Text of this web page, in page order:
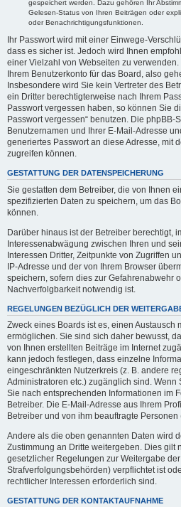
gespeichert werden. Dazu gehören Ihr
Gelesen-Status von Ihren Beiträgen oder
oder Benachrichtigungsfunktionen.
Ihr Passwort wird mit einer Einwege-
dass es sicher ist. Jedoch wird Ihnen
einer Vielzahl von Webseiten zu
Ihrem Benutzerkonto für das Board, also
Insbesondere wird Sie kein Vertreter des
ein Dritter berechtigterweise nach Ihrem
Passwort vergessen haben, so können Sie
Passwort vergessen“ benutzen. Die phpBB-
Benutzernamen und Ihrer E-Mail-Adresse
generiertes Passwort an diese Adresse, mit
zugreifen können.
GESTATTUNG DER DATENSPEICHERUNG
Sie gestatten dem Betreiber, die von Ihnen
spezifizierten Daten zu speichern, um das
können.
Darüber hinaus ist der Betreiber berechtigt,
Interessenabwägung zwischen Ihren und
Interessen Dritter, Zeitpunkte von Zugriffen
IP-Adresse und der von Ihrem Browser
speichern, sofern dies zur Gefahrenabwehr
Nachverfolgbarkeit notwendig ist.
REGELUNGEN BEZÜGLICH DER
Zweck eines Boards ist es, einen Austausch
ermöglichen. Sie sind sich daher bewusst,
von Ihnen erstellten Beiträge im Internet
kann jedoch festlegen, dass einzelne
eingeschränkten Nutzerkreis (z. B. andere
Administratoren etc.) zugänglich sind. Wenn
Sie nach entsprechenden Informationen im
Betreiber. Die E-Mail-Adresse aus Ihrem
Betreiber und von ihm beauftragte
Andere als die oben genannten Daten wird
Zustimmung an Dritte weitergeben. Dies gilt
gesetzlicher Regelungen zur Weitergabe
Strafverfolgungsbehörden) verpflichtet ist
rechtlicher Interessen erforderlich sind.
GESTATTUNG DER KONTAKTAUFNAHME